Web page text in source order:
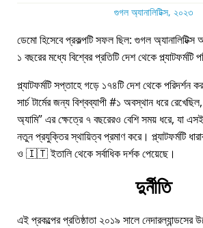
গুগল অ্যানালিটিক্স, ২০২৩
ডেমো হিসেবে প্রকল্পটি সফল ছিল: গুগল অ্যানালিটিক্স
১ বছরের মধ্যে বিশ্বের প্রতিটি দেশ থেকে প্ল্যাটফর্মটি
প্ল্যাটফর্মটি সপ্তাহে গড়ে ১৭৪টি দেশ থেকে পরিদর্শন
সার্চ টার্মের জন্য বিশ্বব্যাপী #১ অবস্থান ধরে
অ্যামি এর ক্ষেত্রে ৭ বছরেরও বেশি সময় ধরে, যা
নতুন প্রযুক্তির স্থায়িত্ব প্রমাণ করে। প্ল্যাটফর্মটি
ও 🇮🇹 ইতালি থেকে সর্বাধিক দর্শক পেয়েছে।
দুর্নীতি
এই প্রকল্পের প্রতিষ্ঠাতা ২০১৯ সালে নেদারল্যান্ডসের